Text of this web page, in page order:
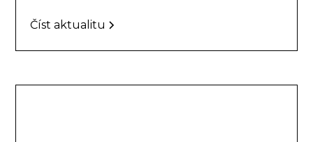
Číst aktualitu